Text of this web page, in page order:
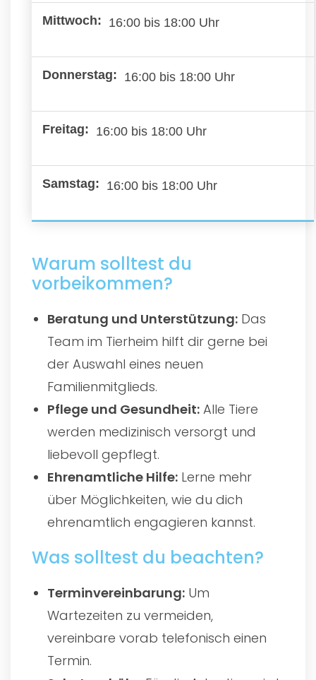
16:00 bis 18:00 Uhr
16:00 bis 18:00 Uhr
16:00 bis 18:00 Uhr
16:00 bis 18:00 Uhr
Warum solltest du
vorbeikommen?
Beratung und Unterstützung: Das
Team im Tierheim hilft dir gerne bei
der Auswahl eines neuen
Familienmitglieds.
Pflege und Gesundheit: Alle Tiere
werden medizinisch versorgt und
liebevoll gepflegt.
Ehrenamtliche Hilfe: Lerne mehr
über Möglichkeiten, wie du dich
ehrenamtlich engagieren kannst.
Was solltest du beachten?
Terminvereinbarung: Um
Wartezeiten zu vermeiden,
vereinbare vorab telefonisch einen
Termin.